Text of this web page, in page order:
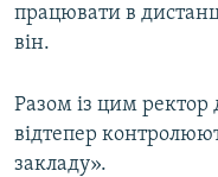
працювати в
він.
Разом із цим ректор
відтепер
закладу».